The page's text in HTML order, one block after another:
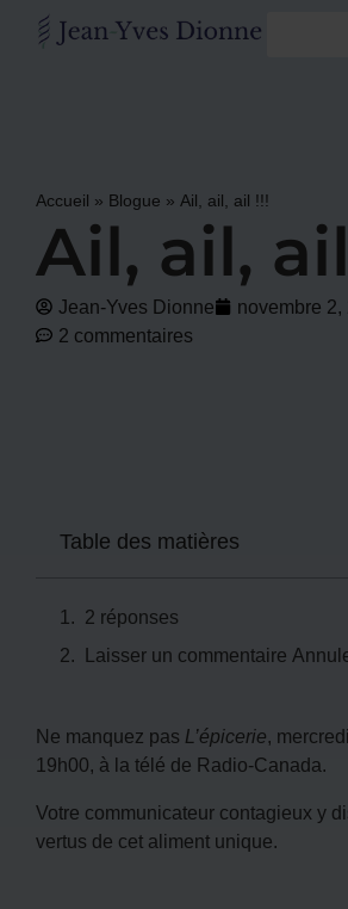
Accueil » Blogue » Ail, ail, ail !!!
Ail, ail,
Jean-Yves Dionne
novembre 2,
2 commentaires
Table des matières
2 réponses
Laisser un commentaire
Ne manquez pas L’épicerie,
19h00, à la télé de Radio-Canada.
Votre communicateur contagieux y
vertus de cet aliment unique.